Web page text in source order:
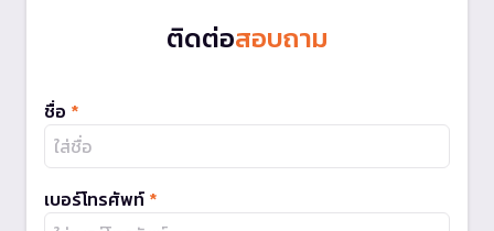
ติดต่อสอบถาม
ชื่อ *
เบอร์โทรศัพท์ *